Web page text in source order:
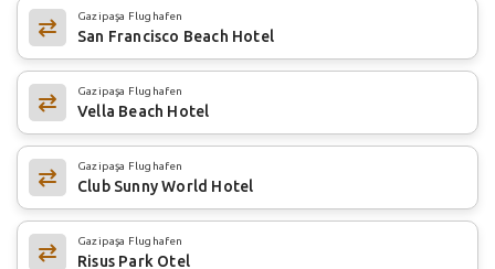
Gazipaşa Flughafen
San Francisco Beach Hotel
Gazipaşa Flughafen
Vella Beach Hotel
Gazipaşa Flughafen
Club Sunny World Hotel
Gazipaşa Flughafen
Risus Park Otel